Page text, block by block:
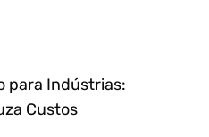
para Indústrias:
Custos